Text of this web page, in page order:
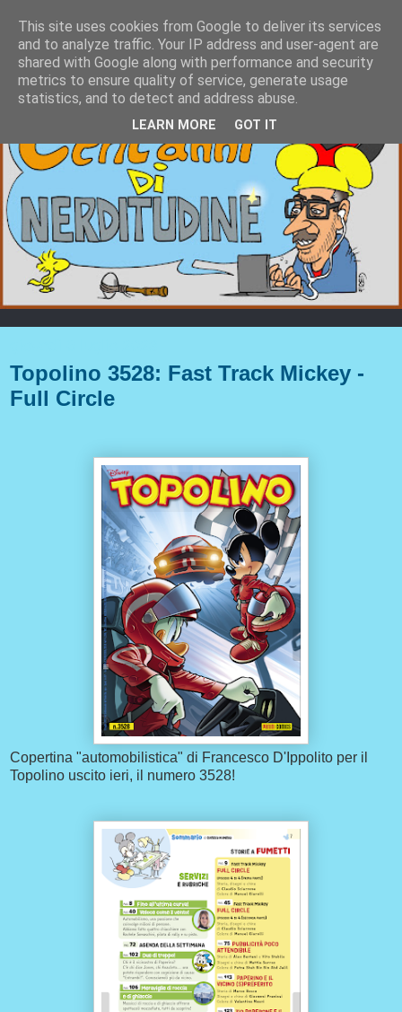
Topolino 3528: Fast Track Mickey -
Full Circle
Copertina "automobilistica" di Francesco D'Ippolito per il
Topolino uscito ieri, il numero 3528!
This site uses cookies from Google to deliver its services
and to analyze traffic. Your IP address and user-agent are
shared with Google along with performance and security
metrics to ensure quality of service, generate usage
statistics, and to detect and address abuse.
LEARN MORE GOT IT